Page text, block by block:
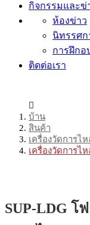
กิจกรรมและข่
ห้องข่าว
นิทรรศก
การฝึกอ
ติดต่อเรา
บ้าน
สินค้า
เครื่องวัดการไห
เครื่องวัดการไ
SUP-LDG โ